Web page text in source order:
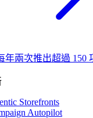
年兩次推出超過 150
Storefronts
Autopilot